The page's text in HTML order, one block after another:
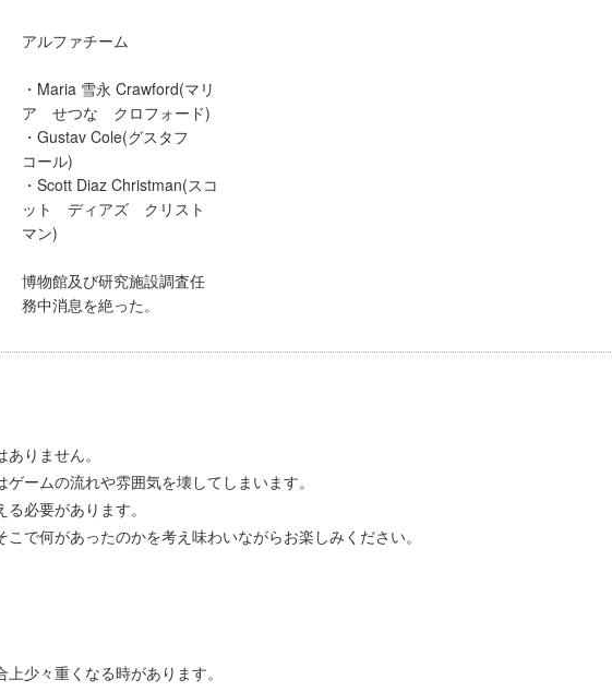
アルファチーム
・Maria 雪永 Crawford(マリ
ア せつな クロフォード)
・Gustav Cole(グスタフ
コール)
・Scott Diaz Christman(スコ
ット ディアズ クリスト
マン)
博物館及び研究施設調査任
務中消息を絶った。
りません。
ームの流れや雰囲気を壊してしまいます。
必要があります。
で何があったのかを考え味わいながらお楽しみください。
少々重くなる時があります。